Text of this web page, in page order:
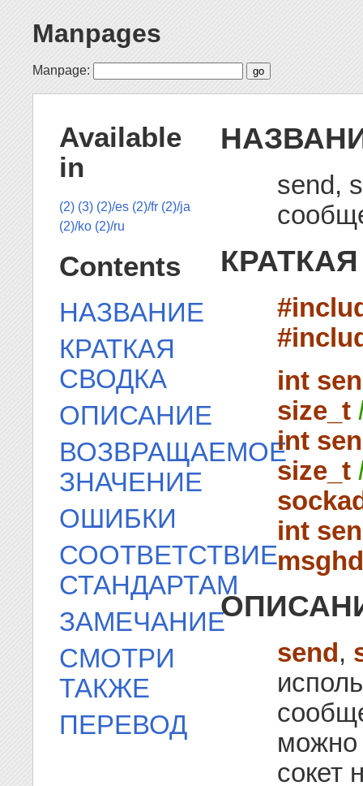
Manpages
Manpage:
send,
int
size_t
int
size_t
int
send,
можно
сокет
Available
in
(2) (3) (2)/es (2)/fr (2)/ja
(2)/ko (2)/ru
Contents
НАЗВАНИЕ
КРАТКАЯ
СВОДКА
ОПИСАНИЕ
ВОЗВРАЩАЕМОЕ
ЗНАЧЕНИЕ
ОШИБКИ
СООТВЕТСТВИЕ
СТАНДАРТАМ
ЗАМЕЧАНИЕ
СМОТРИ
ТАКЖЕ
ПЕРЕВОД